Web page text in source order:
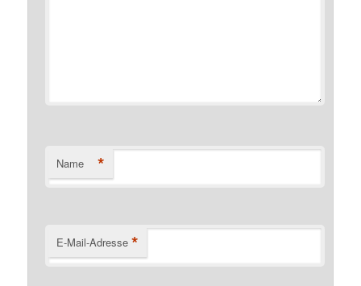
Name *
E-Mail-Adresse *